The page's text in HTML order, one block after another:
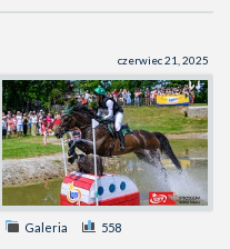
czerwiec 21, 2025
Galeria 558